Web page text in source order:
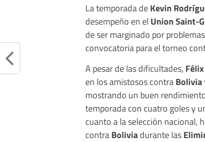
La temporada deKevin
desempeño en el Union Saint-
de ser marginado por
convocatoria para el torneo
A pesar de las dificultades,
en los amistosos contraBolivia
mostrando un buen
temporada con cuatro goles y
cuanto a la selección nacional,
contraBoliviadurante las